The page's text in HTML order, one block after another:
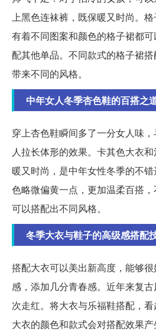
上黑色连袜裤，既保暖又时尚。格
有着不同图案和颜色的格子裙都
配其他单品。不同款式的格子裙
带来不同的风格。
中年女人冬季杏色鞋的百搭之
穿上杏色鞋瞬间多了一分女人味
人拉长体形的效果。卡其色大衣
暖又时尚，是中年女性冬季的不
色略微偏黄一点，更加温柔百搭
可以搭配出不同风格。
冬季大衣与鞋子的高级感搭配
搭配大衣可以美出新高度，能够
感，添加几分青春感。近年来复
次走红。将大衣与乐福鞋搭配，看
大衣的颜色和款式会对搭配效果